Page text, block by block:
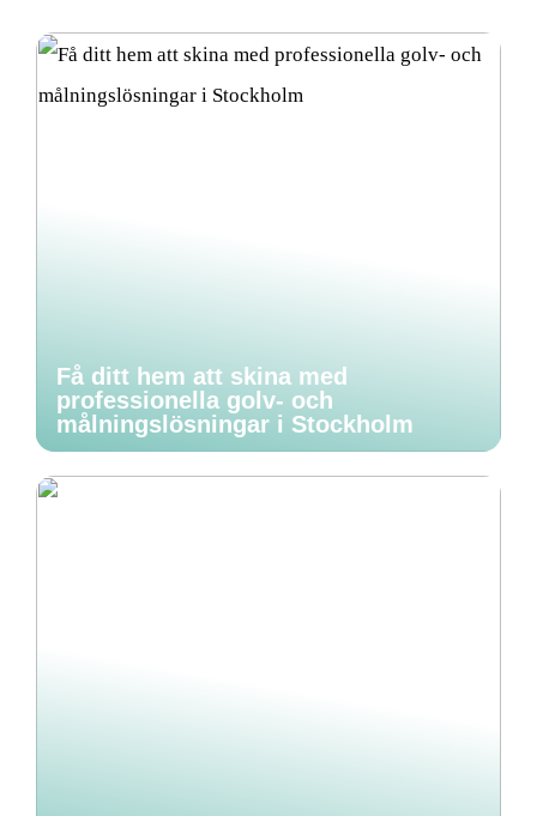
Få ditt hem att skina med
professionella golv- och
målningslösningar i Stockholm